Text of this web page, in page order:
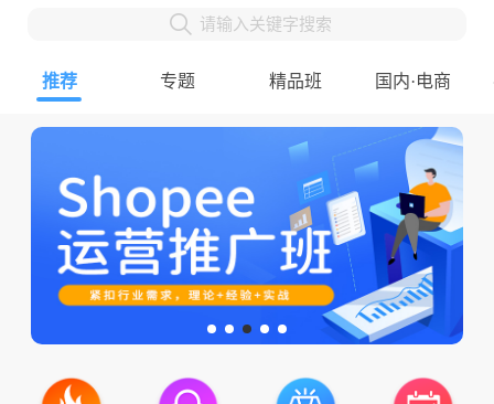
请输入关键字搜索
推荐 专题 精品班 国内·电商